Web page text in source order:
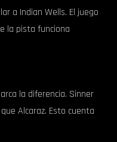
a Indian Wells. El juego
la pista funciona
la diferencia. Sinner
Alcaraz. Esto cuenta